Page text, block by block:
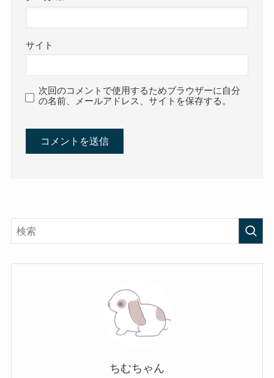
サイト
次回のコメントで使用するためブラウザーに自分
の名前、メールアドレス、サイトを保存する。
ちむちゃん